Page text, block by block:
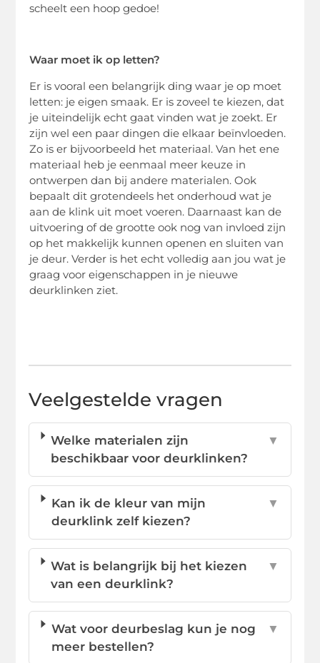
scheelt een hoop gedoe!
Waar moet ik op letten?
Er is vooral een belangrijk ding waar je op moet
letten: je eigen smaak. Er is zoveel te kiezen, dat
je uiteindelijk echt gaat vinden wat je zoekt. Er
zijn wel een paar dingen die elkaar beïnvloeden.
Zo is er bijvoorbeeld het materiaal. Van het ene
materiaal heb je eenmaal meer keuze in
ontwerpen dan bij andere materialen. Ook
bepaalt dit grotendeels het onderhoud wat je
aan de klink uit moet voeren. Daarnaast kan de
uitvoering of de grootte ook nog van invloed zijn
op het makkelijk kunnen openen en sluiten van
je deur. Verder is het echt volledig aan jou wat je
graag voor eigenschappen in je nieuwe
deurklinken ziet.
Veelgestelde vragen
Welke materialen zijn
beschikbaar voor deurklinken?
▼
Kan ik de kleur van mijn
deurklink zelf kiezen?
▼
Wat is belangrijk bij het kiezen
van een deurklink?
▼
Wat voor deurbeslag kun je nog
meer bestellen?
▼